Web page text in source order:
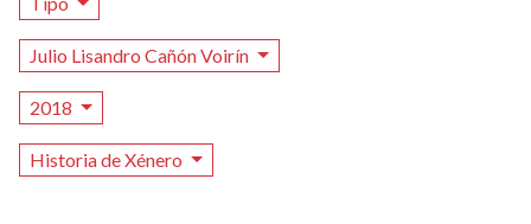
Julio Lisandro Cañón Voirín
2018
Historia de Xénero